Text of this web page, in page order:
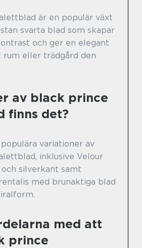
är en populär växt
svarta blad som skapar
och ger en elegant
eller trädgård den
av black prince
finns det?
variationer av
inklusive Velour
silverkant samt
med brunaktiga blad
med att
prince